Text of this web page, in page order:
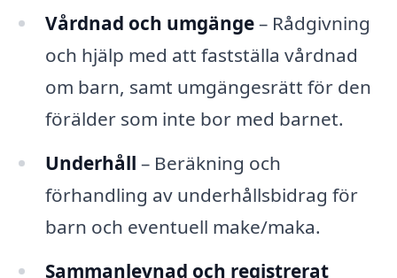
Vårdnad och umgänge– Rådgivning
och hjälp med att fastställa vårdnad
om barn, samt umgängesrätt för den
förälder som inte bor med barnet.
Underhåll – Beräkning och
förhandling av underhållsbidrag för
barn och eventuell make/maka.
Sammanlevnad och registrerat